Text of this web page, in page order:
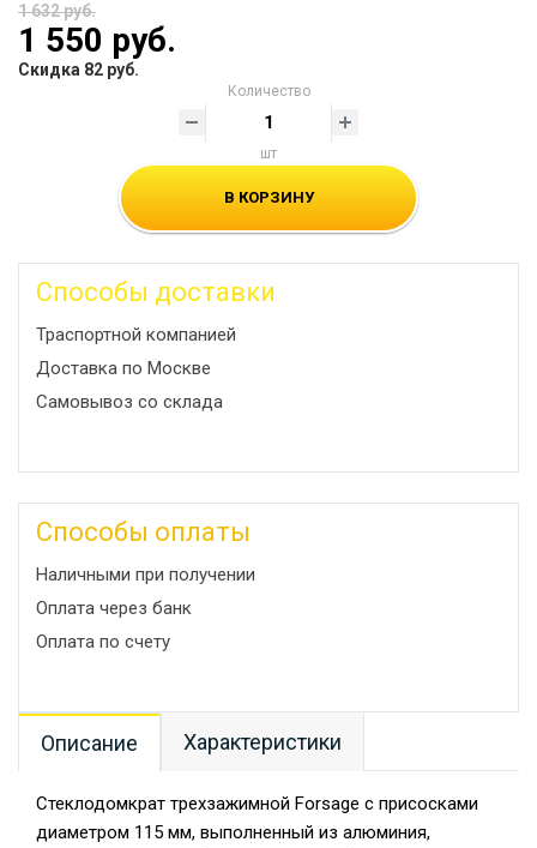
1 632 руб.
1 550 руб.
Скидка 82 руб.
Количество
шт
В КОРЗИНУ
Способы доставки
Траспортной компанией
Доставка по Москве
Самовывоз со склада
Способы оплаты
Наличными при получении
Оплата через банк
Оплата по счету
Описание Характеристики
Стеклодомкрат трехзажимной Forsage с присосками
диаметром 115 мм, выполненный из алюминия,